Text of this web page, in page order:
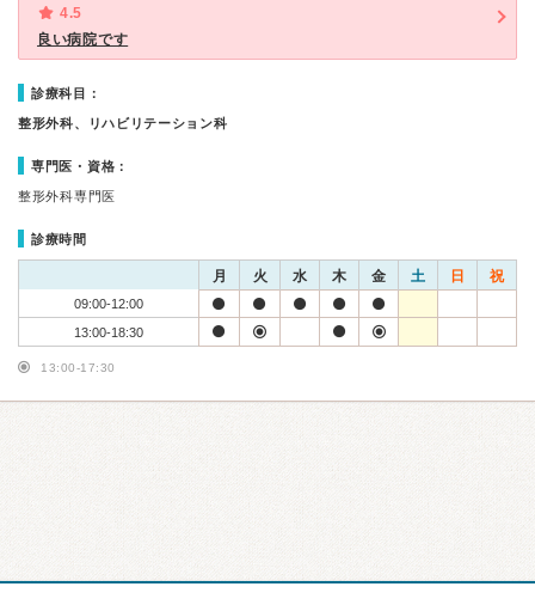
4.5
良い病院です
診療科目：
整形外科、リハビリテーション科
専門医・資格：
整形外科専門医
診療時間
月 火 水 木 金 土 日 祝
09:00-12:00
13:00-18:30
13:00-17:30